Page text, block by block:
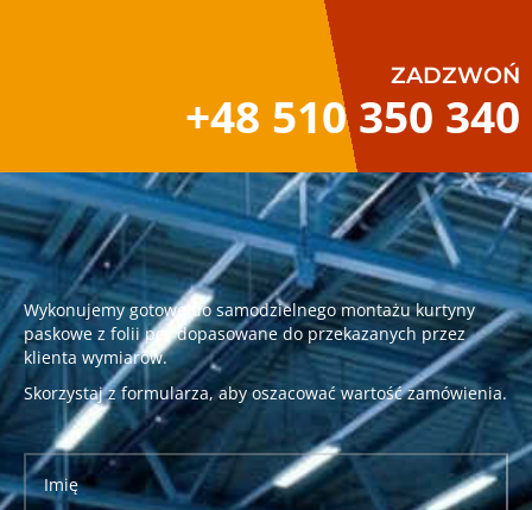
ZADZWOŃ
+48 510 350 340
Wykonujemy gotowe do samodzielnego montażu kurtyny
paskowe z folii pcv dopasowane do przekazanych przez
klienta wymiarów.
Skorzystaj z formularza, aby oszacować wartość zamówienia.